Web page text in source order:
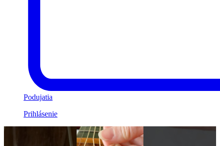
Podujatia
Prihlásenie